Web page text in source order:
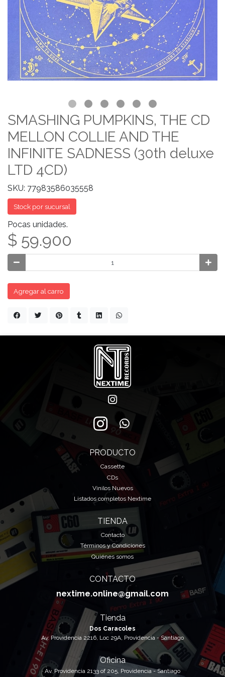
SMASHING PUMPKINS, THE CD
MELLON COLLIE AND THE
INFINITE SADNESS (30th deluxe
LTD 4CD)
SKU: 77983586035558
Stock por sucursal
Pocas unidades.
$ 59.900
Agregar al carro
PRODUCTO
Cassette
CDs
Vinilos Nuevos
Listados completos Nextime
TIENDA
Contacto
Términos y Condiciones
Quiénes somos
CONTACTO
nextime.online@gmail.com
Tienda
Dos Caracoles
Av. Providencia 2216, Loc 29A, Providencia - Santiago
Oficina
Av. Providencia 2133 of 205, Providencia - Santiago